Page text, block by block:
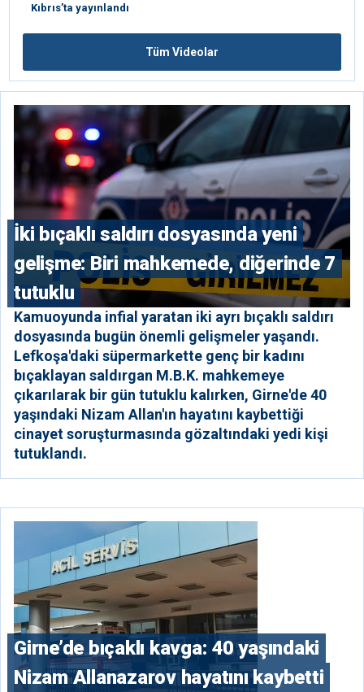
Kıbrıs’ta yayınlandı
Tüm Videolar
İki bıçaklı saldırı dosyasında yeni
gelişme: Biri mahkemede, diğerinde 7
tutuklu
Kamuoyunda infial yaratan iki ayrı bıçaklı saldırı
dosyasında bugün önemli gelişmeler yaşandı.
Lefkoşa'daki süpermarkette genç bir kadını
bıçaklayan saldırgan M.B.K. mahkemeye
çıkarılarak bir gün tutuklu kalırken, Girne'de 40
yaşındaki Nizam Allan'ın hayatını kaybettiği
cinayet soruşturmasında gözaltındaki yedi kişi
tutuklandı.
Girne’de bıçaklı kavga: 40 yaşındaki
Nizam Allanazarov hayatını kaybetti